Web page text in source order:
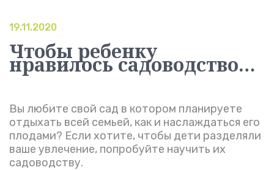
19.11.2020
Чтобы ребенку
нравилось садоводство…
Вы любите свой сад в котором планируете
отдыхать всей семьей, как и наслаждаться его
плодами? Если хотите, чтобы дети разделяли
ваше увлечение, попробуйте научить их
садоводству.